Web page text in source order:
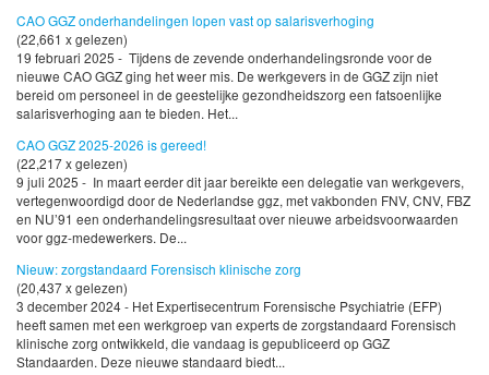
CAO GGZ onderhandelingen lopen vast op salarisverhoging
(22,661 x gelezen)
19 februari 2025 - Tijdens de zevende onderhandelingsronde voor de
nieuwe CAO GGZ ging het weer mis. De werkgevers in de GGZ zijn niet
bereid om personeel in de geestelijke gezondheidszorg een fatsoenlijke
salarisverhoging aan te bieden. Het...
CAO GGZ 2025-2026 is gereed!
(22,217 x gelezen)
9 juli 2025 - In maart eerder dit jaar bereikte een delegatie van werkgevers,
vertegenwoordigd door de Nederlandse ggz, met vakbonden FNV, CNV, FBZ
en NU’91 een onderhandelingsresultaat over nieuwe arbeidsvoorwaarden
voor ggz-medewerkers. De...
Nieuw: zorgstandaard Forensisch klinische zorg
(20,437 x gelezen)
3 december 2024 - Het Expertisecentrum Forensische Psychiatrie (EFP)
heeft samen met een werkgroep van experts de zorgstandaard Forensisch
klinische zorg ontwikkeld, die vandaag is gepubliceerd op GGZ
Standaarden. Deze nieuwe standaard biedt...